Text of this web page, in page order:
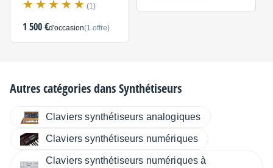
(1)
1 500 €d'occasion(1 offre)
Autres catégories dansSynthétiseurs
Claviers synthétiseurs analogiques
Claviers synthétiseurs numériques
Claviers synthétiseurs numériques à